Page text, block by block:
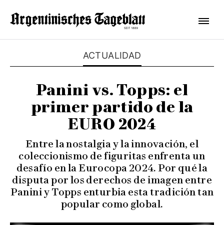
ACTUALIDAD
Panini vs. Topps: el
primer partido de la
EURO 2024
Entre la nostalgia y la innovación, el
coleccionismo de figuritas enfrenta un
desafío en la Eurocopa 2024. Por qué la
disputa por los derechos de imagen entre
Panini y Topps enturbia esta tradición tan
popular como global.